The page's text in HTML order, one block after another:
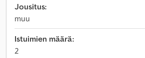
Jousitus:
muu
Istuimien määrä:
2